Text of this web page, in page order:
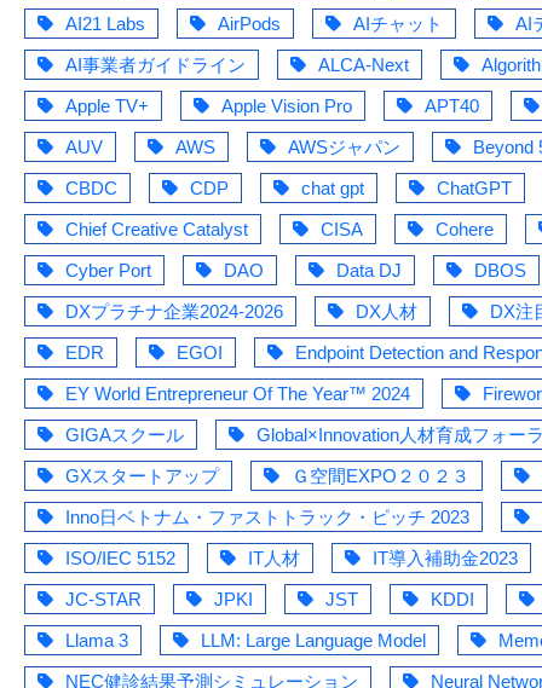
AI21 Labs
AirPods AIチャット
AI
AI事業者ガイドライン
ALCA-Next
Apple TV+
Apple Vision Pro
APT40
AUV
AWS AWSジャパン
Beyond
CBDC
CDP chat gpt
ChatGPT
Chief Creative Catalyst
CISA
Cohere
Cyber Port
DAO Data DJ
DBOS
DXプラチナ企業2024-2026
DX人材
DX注
EDR
EGOI
Endpoint Detection and
EY World Entrepreneur Of The Year™ 2024
GIGAスクール
Global×Innovation人材育成フォー
GXスタートアップ
Ｇ空間EXPO２０２３
Inno日ベトナム・ファストトラック・ピッチ 2023
ISO/IEC 5152
IT人材
IT導入補助金2023
JC-STAR
JPKI JST
KDDI
Llama 3
LLM: Large Language Model
NEC健診結果予測シミュレーション
Neural